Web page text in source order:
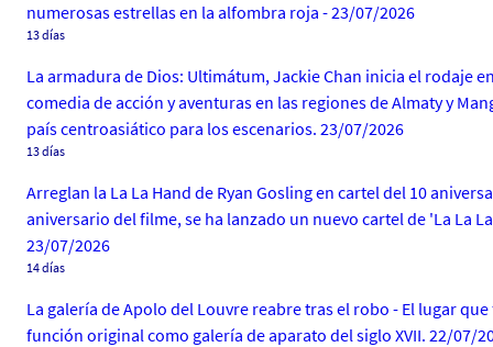
numerosas estrellas en la alfombra roja - 23/07/2026
13 días
La armadura de Dios: Ultimátum, Jackie Chan inicia el rodaje
comedia de acción y aventuras en las regiones de Almaty y
país centroasiático para los escenarios. 23/07/2026
13 días
Arreglan la La La Hand de Ryan Gosling en cartel del 10
aniversario del filme, se ha lanzado un nuevo cartel de 'La La
23/07/2026
14 días
La galería de Apolo del Louvre reabre tras el robo - El lugar
función original como galería de aparato del siglo XVII. 22/07/